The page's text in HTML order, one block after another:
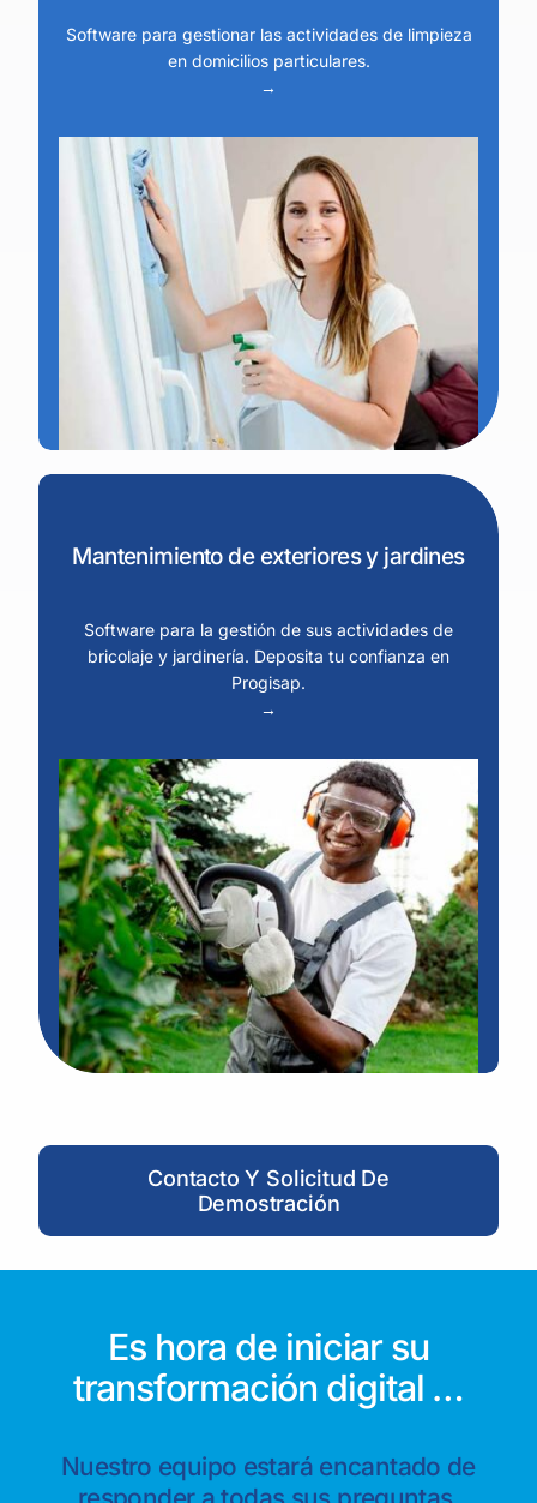
Software para gestionar las actividades de limpieza
en domicilios particulares.
→
Mantenimiento de exteriores y jardines
Software para la gestión de sus actividades de
bricolaje y jardinería. Deposita tu confianza en
Progisap.
→
Contacto Y Solicitud De
Demostración
Es hora de iniciar su
transformación digital …
Nuestro equipo estará encantado de